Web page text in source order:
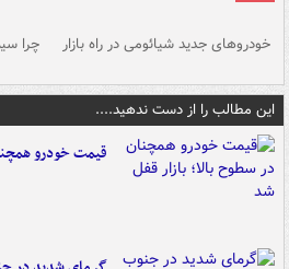
خودروهای جدید شیائومی در راه بازار چرا
این مطالب را از دست ندهید....
قیمت خودرو